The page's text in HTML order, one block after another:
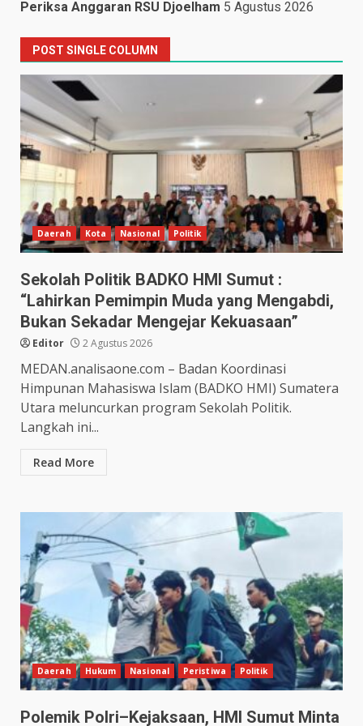
Periksa Anggaran RSU Djoelham 5 Agustus 2026
POST SINGLE COLUMN
Daerah Kota Nasional Politik
Sekolah Politik BADKO HMI Sumut :
“Lahirkan Pemimpin Muda yang Mengabdi,
Bukan Sekadar Mengejar Kekuasaan”
Editor 2 Agustus 2026
MEDAN.analisaone.com – Badan Koordinasi
Himpunan Mahasiswa Islam (BADKO HMI) Sumatera
Utara meluncurkan program Sekolah Politik.
Langkah ini...
Read More
Daerah Hukum Nasional Peristiwa Politik
Polemik Polri–Kejaksaan, HMI Sumut Minta